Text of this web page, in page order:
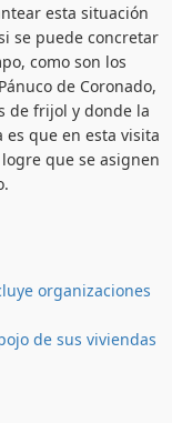
esta situación
se puede concretar
como son los
de Coronado,
de frijol y donde la
es que en esta visita
que se asignen
organizaciones
de sus viviendas